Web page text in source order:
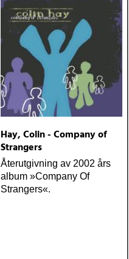
Hay, Colin - Company of
Strangers
Återutgivning av 2002 års
album »Company Of
Strangers«.